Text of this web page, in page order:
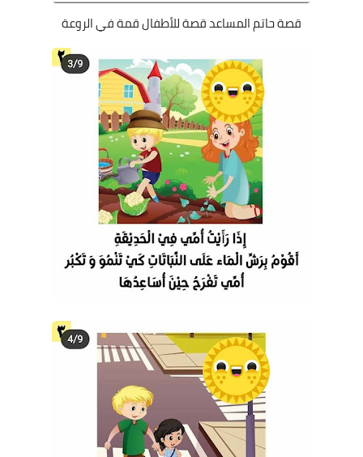
قصة حاتم المساعد قصة للأطفال قمة في الروعة